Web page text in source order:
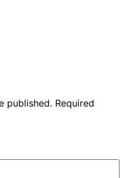
published. Required